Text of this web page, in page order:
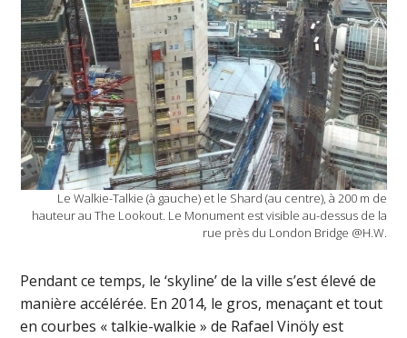
Le Walkie-Talkie (à gauche) et le Shard (au centre), à 200 m de
hauteur au The Lookout. Le Monument est visible au-dessus de la
rue près du London Bridge @H.W.
Pendant ce temps, le ‘skyline’ de la ville s’est élevé de
manière accélérée. En 2014, le gros, menaçant et tout
en courbes « talkie-walkie » de Rafael Vinöly est